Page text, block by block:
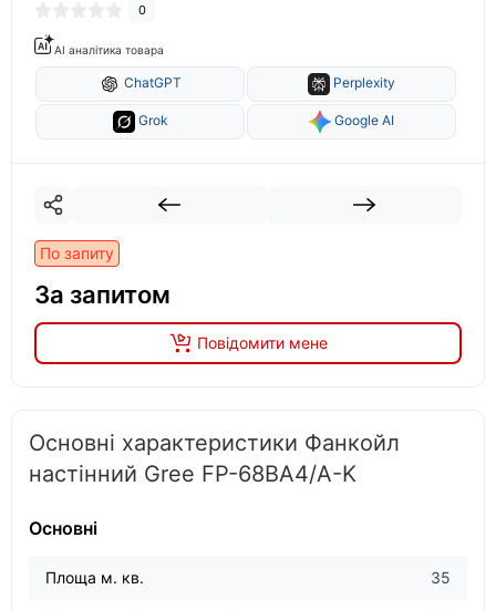
0
AI аналітика товара
ChatGPT Perplexity
Grok Google AI
По запиту
За запитом
Повідомити мене
Основні характеристики Фанкойл
настінний Gree FP-68BA4/A-K
Основні
Площа м. кв. 35